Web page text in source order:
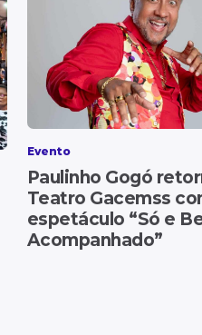
Evento
Paulinho Gogó
Teatro Gacemss
espetáculo “Só e
Acompanhado”